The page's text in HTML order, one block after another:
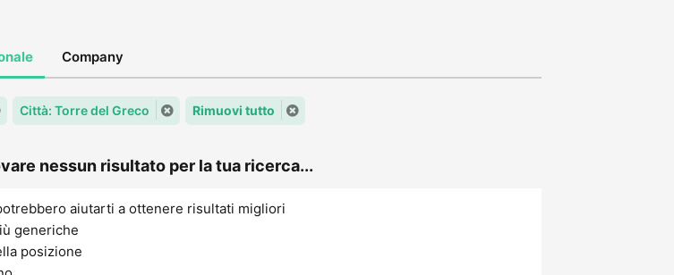
Company
Città: Torre del Greco Rimuovi tutto
nessun risultato per la tua ricerca...
aiutarti a ottenere risultati migliori
generiche
posizione